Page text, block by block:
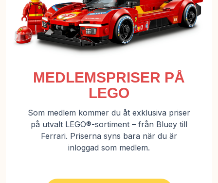
MEDLEMSPRISER PÅ
LEGO
Som medlem kommer du åt exklusiva priser
på utvalt LEGO®-sortiment – från Bluey till
Ferrari. Priserna syns bara när du är
inloggad som medlem.